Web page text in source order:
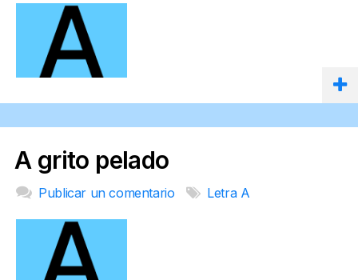
A grito pelado
Publicar un comentario Letra A